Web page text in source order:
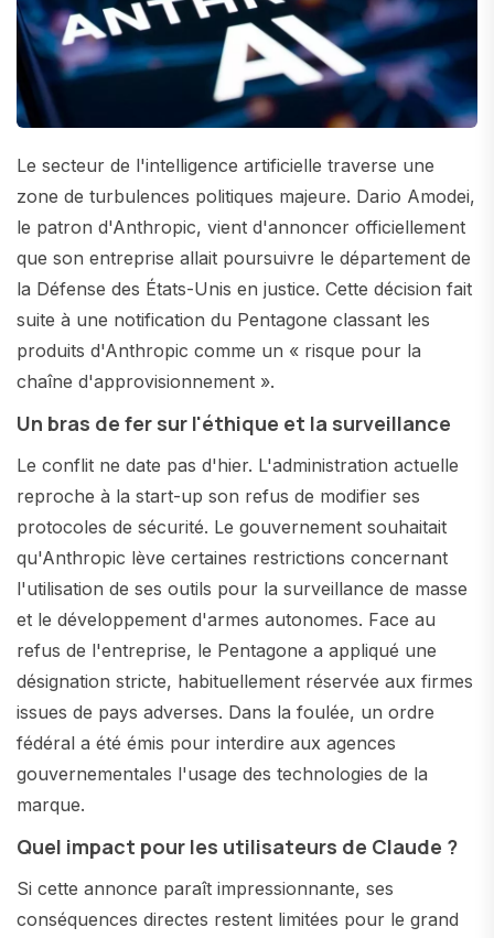
Le secteur de l'intelligence artificielle traverse une
zone de turbulences politiques majeure. Dario Amodei,
le patron d'Anthropic, vient d'annoncer officiellement
que son entreprise allait poursuivre le département de
la Défense des États-Unis en justice. Cette décision fait
suite à une notification du Pentagone classant les
produits d'Anthropic comme un « risque pour la
chaîne d'approvisionnement ».
Un bras de fer sur l'éthique et la surveillance
Le conflit ne date pas d'hier. L'administration actuelle
reproche à la start-up son refus de modifier ses
protocoles de sécurité. Le gouvernement souhaitait
qu'Anthropic lève certaines restrictions concernant
l'utilisation de ses outils pour la surveillance de masse
et le développement d'armes autonomes. Face au
refus de l'entreprise, le Pentagone a appliqué une
désignation stricte, habituellement réservée aux firmes
issues de pays adverses. Dans la foulée, un ordre
fédéral a été émis pour interdire aux agences
gouvernementales l'usage des technologies de la
marque.
Quel impact pour les utilisateurs de Claude ?
Si cette annonce paraît impressionnante, ses
conséquences directes restent limitées pour le grand